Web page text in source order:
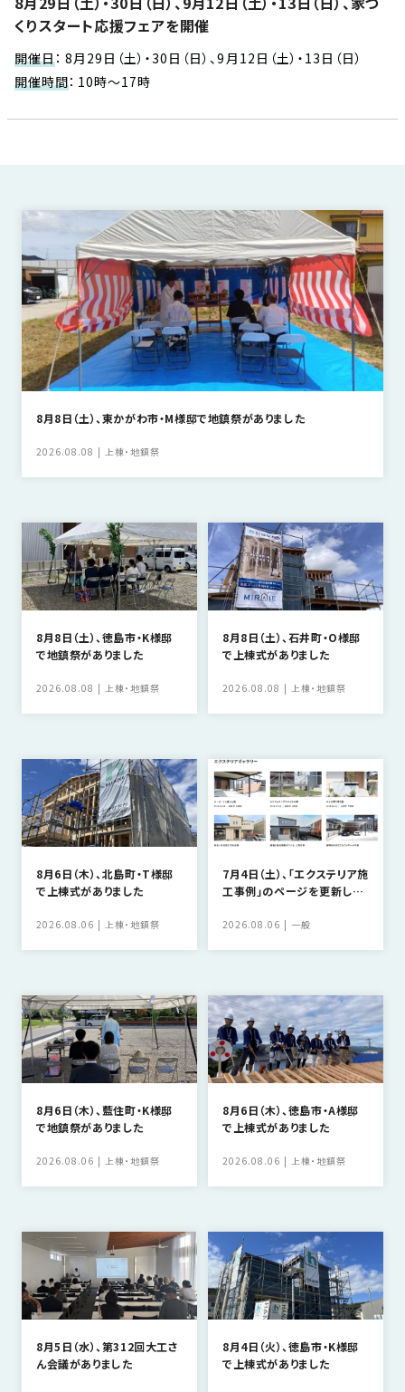
準
を
採
用
プ
家
づ
く
り
暮
ら
守
る
術、
標
準
仕
様
自
由
設
計
フ
ー
フ
ォ
ロ
ー
と
保
証
高
技
術
者
集
多
く
実
績
渡
し
物
件
り
レ
シ
ピ
よ
く
あ
質
問
ら
徳
モ
ウ
ス
川
モ
デ
ル
ハ
ビ
ュ
ー
お
ー
ベ
ン
ト
情
報
新
社
情
報
ご
つ
社
概
要
ス
タ
ッ
大
工
hanaco
SDGs
徳
島
モ
デ
ル
ハ
ウ
ス
香
川
モ
デ
ル
ハ
ウ
ス
くりスタート応援フェアを開催
開催日： 8月29日（土）・30日（日）、9月12日（土）・13日（日）
開催時間： 10時～17時
8月8日（土）、東かがわ市・M様邸で地鎮祭がありました
2026.08.08 上棟・地鎮祭
8月8日（土）、徳島市・K様邸
で地鎮祭がありました
2026.08.08 上棟・地鎮祭
8月8日（土）、石井町・O様邸
で上棟式がありました
2026.08.08 上棟・地鎮祭
8月6日（木）、北島町・T様邸
で上棟式がありました
2026.08.06 上棟・地鎮祭
7月4日（土）、「エクステリア施
工事例」のページを更新しま
2026.08.06 一般
8月6日（木）、藍住町・K様邸
で地鎮祭がありました
2026.08.06 上棟・地鎮祭
8月6日（木）、徳島市・A様邸
で上棟式がありました
2026.08.06 上棟・地鎮祭
8月5日（水）、第312回大工さ
ん会議がありました
8月4日（火）、徳島市・K様邸
で上棟式がありました